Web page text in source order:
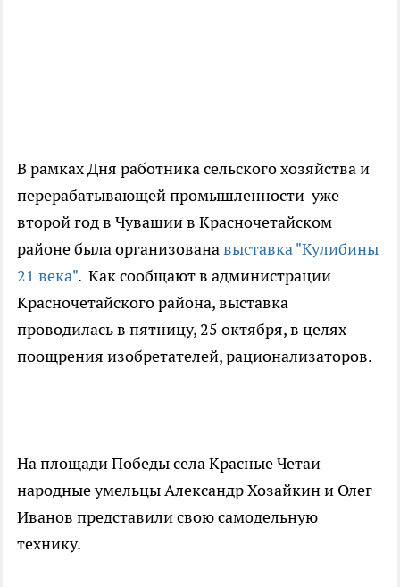
В рамках Дня работника сельского хозяйства и
перерабатывающей промышленности уже
второй год в Чувашии в Красночетайском
районе была организованавыставка "Кулибины
21 века". Как сообщают в администрации
Красночетайского района, выставка
проводилась в пятницу, 25 октября, в целях
поощрения изобретателей, рационализаторов.
На площади Победы села Красные Четаи
народные умельцы Александр Хозайкин и Олег
Иванов представили свою самодельную
технику.